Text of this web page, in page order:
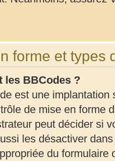
forme et types
les BBCodes ?
est une
de mise en forme
peut décider si
les désactiver
du